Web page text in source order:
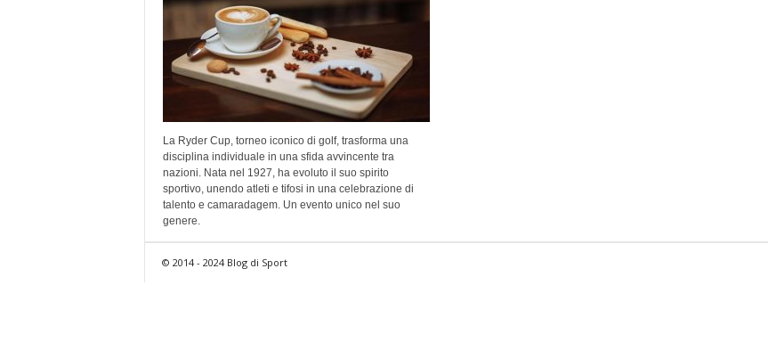
La Ryder Cup, torneo iconico di golf, trasforma una
disciplina individuale in una sfida avvincente tra
nazioni. Nata nel 1927, ha evoluto il suo spirito
sportivo, unendo atleti e tifosi in una celebrazione di
talento e camaradagem. Un evento unico nel suo
genere.
© 2014 - 2024 Blog di Sport